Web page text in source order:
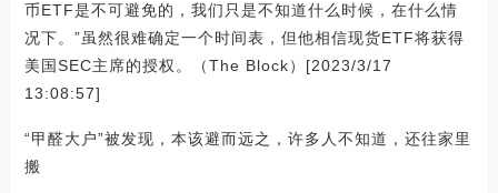
币ETF是不可避免的，我们只是不知道什么时候，在什么情
况下。”虽然很难确定一个时间表，但他相信现货ETF将获得
美国SEC主席的授权。（The Block）[2023/3/17
13:08:57]
“甲醛大户”被发现，本该避而远之，许多人不知道，还往家里
搬